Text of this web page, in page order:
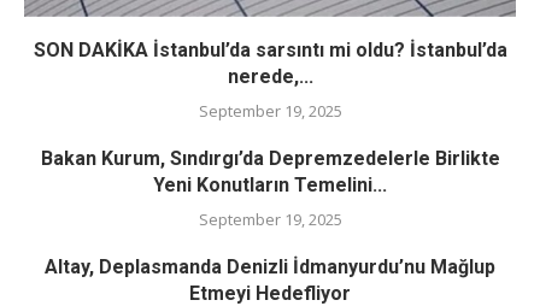
SON DAKİKA İstanbul’da sarsıntı mi oldu? İstanbul’da
nerede,...
September 19, 2025
Bakan Kurum, Sındırgı’da Depremzedelerle Birlikte
Yeni Konutların Temelini...
September 19, 2025
Altay, Deplasmanda Denizli İdmanyurdu’nu Mağlup
Etmeyi Hedefliyor